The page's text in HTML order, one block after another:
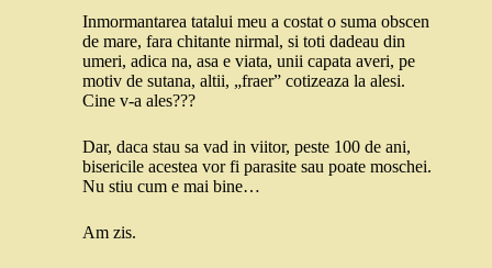
Inmormantarea tatalui meu a costat o suma obscen
de mare, fara chitante nirmal, si toti dadeau din
umeri, adica na, asa e viata, unii capata averi, pe
motiv de sutana, altii, „fraer” cotizeaza la alesi.
Cine v-a ales???
Dar, daca stau sa vad in viitor, peste 100 de ani,
bisericile acestea vor fi parasite sau poate moschei.
Nu stiu cum e mai bine…
Am zis.